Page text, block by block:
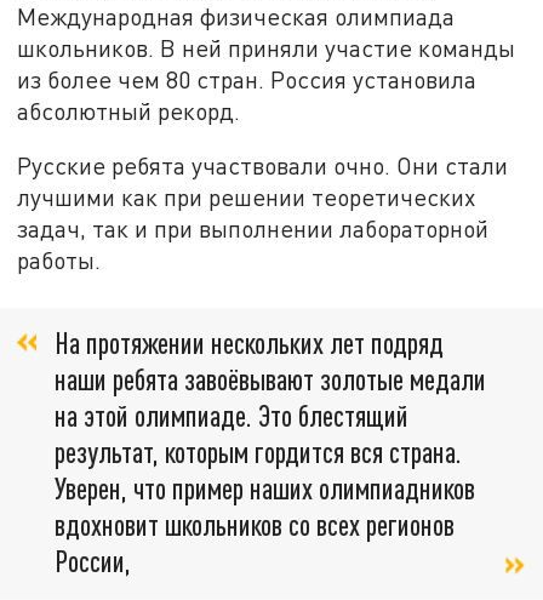
Международная физическая олимпиада
школьников. В ней приняли участие команды
из более чем 80 стран. Россия установила
абсолютный рекорд.
Русские ребята участвовали очно. Они стали
лучшими как при решении теоретических
задач, так и при выполнении лабораторной
работы.
На протяжении нескольких лет подряд
наши ребята завоёвывают золотые медали
на этой олимпиаде. Это блестящий
результат, которым гордится вся страна.
Уверен, что пример наших олимпиадников
вдохновит школьников со всех регионов
России,